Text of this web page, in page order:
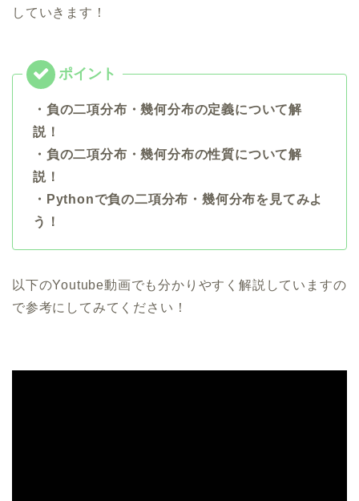
していきます！
・負の二項分布・幾何分布の定義について解
説！
・負の二項分布・幾何分布の性質について解
説！
・Pythonで負の二項分布・幾何分布を見てみよ
う！
以下のYoutube動画でも分かりやすく解説していますの
で参考にしてみてください！